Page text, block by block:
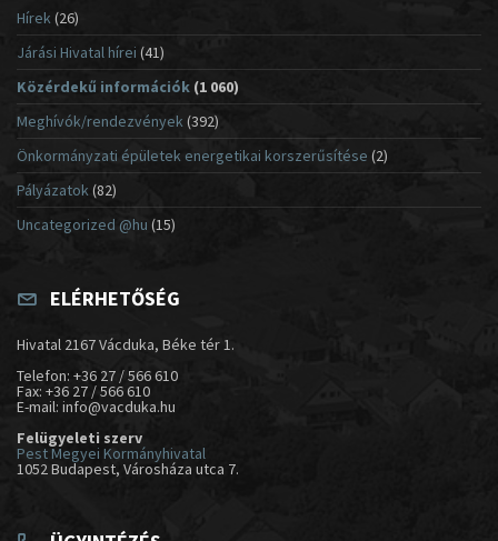
Hírek(26)
Járási Hivatal hírei (41)
Közérdekű információk (1 060)
Meghívók/rendezvények (392)
Önkormányzati épületek energetikai korszerűsítése (2)
Pályázatok (82)
Uncategorized @hu (15)
ELÉRHETŐSÉG
Hivatal 2167 Vácduka, Béke tér 1.
Telefon: +36 27 / 566 610
Fax: +36 27 / 566 610
E-mail: info@vacduka.hu
Felügyeleti szerv
Pest Megyei Kormányhivatal
1052 Budapest, Városháza utca 7.